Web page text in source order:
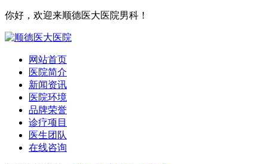
你好，欢迎来顺德医大医院男科！
网站首页
医院简介
新闻资讯
医院环境
品牌荣誉
诊疗项目
医生团队
在线咨询